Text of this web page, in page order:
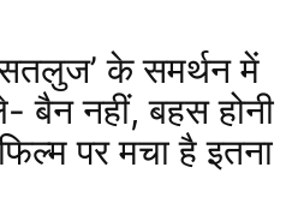
के समर्थन में
बैन नहीं, बहस होनी
पर मचा है इतना